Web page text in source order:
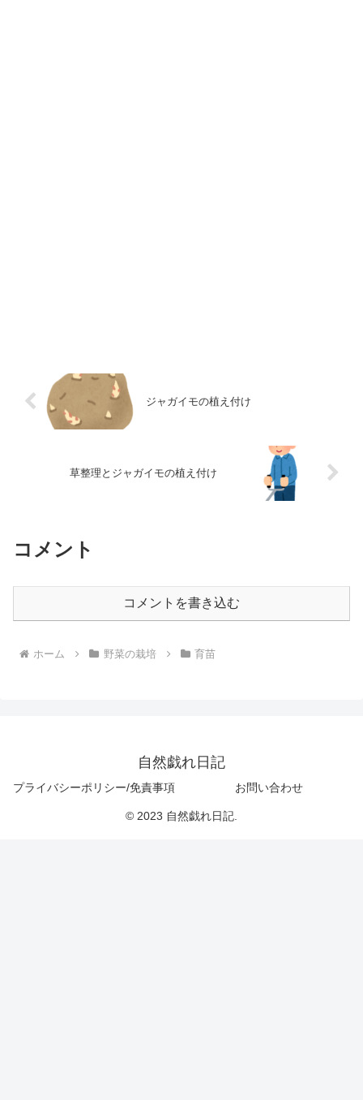
ジャガイモの植え付け
草整理とジャガイモの植え付け
コメント
コメントを書き込む
ホーム 野菜の栽培 育苗
自然戯れ日記
プライバシーポリシー/免責事項 お問い合わせ
© 2023 自然戯れ日記.